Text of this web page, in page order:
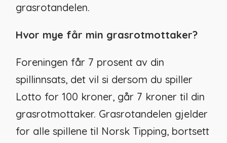
grasrotandelen.
Hvor mye får min grasrotmottaker?
Foreningen får 7 prosent av din
spillinnsats, det vil si dersom du spiller
Lotto for 100 kroner, går 7 kroner til din
grasrotmottaker. Grasrotandelen gjelder
for alle spillene til Norsk Tipping, bortsett